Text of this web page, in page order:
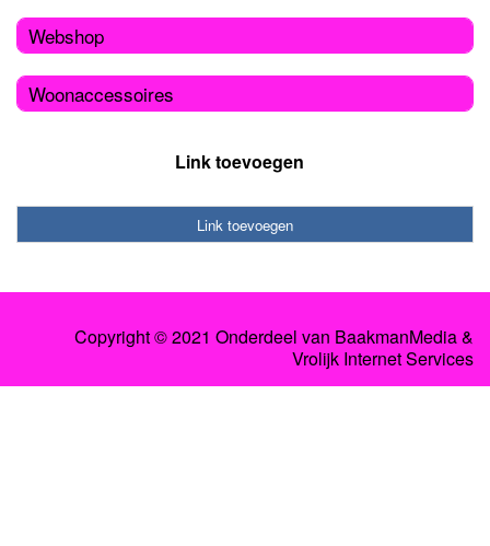
Webshop
Woonaccessoires
Link toevoegen
Link toevoegen
Copyright © 2021 Onderdeel van BaakmanMedia&
Vrolijk Internet Services